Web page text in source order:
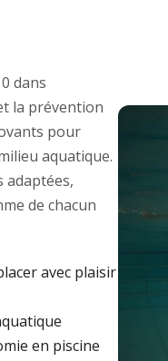
dans
la prévention
pour
aquatique.
de chacun
avec plaisir
en piscine